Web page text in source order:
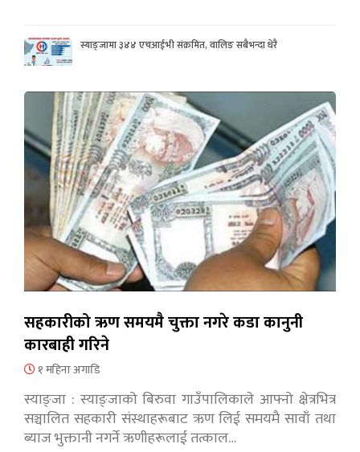
स्याङ्जामा ३४४ एचआईभी संक्रमित, वालिङ सबैभन्दा धेरै
सहकारीको ऋण समयमै चुक्ता नगरे कडा कानुनी
कारबाही गरिने
१ महिना अगाडि
स्याङ्जा : स्याङ्जाको बिरुवा गाउँपालिकाले आफ्नो क्षेत्रभित्र
सञ्चालित सहकारी संस्थाहरूबाट ऋण लिई समयमै सावाँ तथा
ब्याज भुक्तानी नगर्ने ऋणीहरूलाई तत्काल…